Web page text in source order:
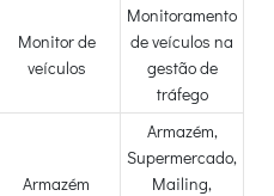
Monitor de
veículos
Monitoramento
de veículos na
gestão de
tráfego
Armazém
Armazém,
Supermercado,
Mailing,